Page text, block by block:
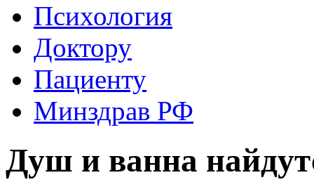
Психология
Доктору
Пациенту
Минздрав РФ
Душ и ванна